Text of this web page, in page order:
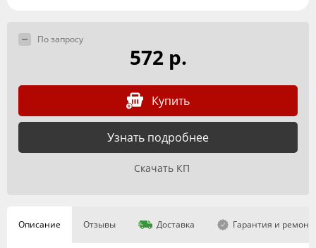
По запросу
572 р.
Купить
Узнать подробнее
Скачать КП
Описание Отзывы Доставка Гарантия и ремонт